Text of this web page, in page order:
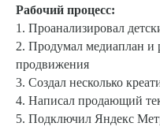
Рабочий процесс:
1. Проанализировал
2. Продумал медиаплан и
продвижения
3. Создал несколько
4. Написал продающий
5. Подключил Яндекс